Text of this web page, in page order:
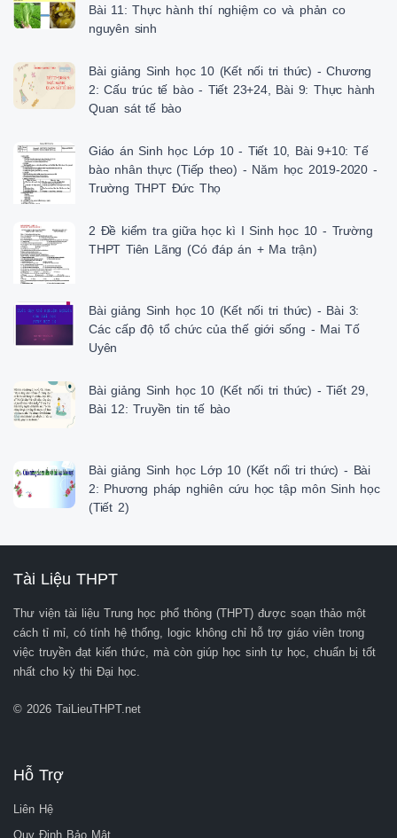
Bài 11: Thực hành thí nghiệm co và phản co
nguyên sinh
Bài giảng Sinh học 10 (Kết nối tri thức) - Chương
2: Cấu trúc tế bào - Tiết 23+24, Bài 9: Thực hành
Quan sát tế bào
Giáo án Sinh học Lớp 10 - Tiết 10, Bài 9+10: Tế
bào nhân thực (Tiếp theo) - Năm học 2019-2020 -
Trường THPT Đức Thọ
2 Đề kiểm tra giữa học kì I Sinh học 10 - Trường
THPT Tiên Lãng (Có đáp án + Ma trận)
Bài giảng Sinh học 10 (Kết nối tri thức) - Bài 3:
Các cấp độ tổ chức của thế giới sống - Mai Tố
Uyên
Bài giảng Sinh học 10 (Kết nối tri thức) - Tiết 29,
Bài 12: Truyền tin tế bào
Bài giảng Sinh học Lớp 10 (Kết nối tri thức) - Bài
2: Phương pháp nghiên cứu học tập môn Sinh học
(Tiết 2)
Tài Liệu THPT
Thư viện tài liệu Trung học phổ thông (THPT) được soạn thảo một
cách tỉ mỉ, có tính hệ thống, logic không chỉ hỗ trợ giáo viên trong
việc truyền đạt kiến thức, mà còn giúp học sinh tự học, chuẩn bị tốt
nhất cho kỳ thi Đại học.
© 2026 TaiLieuTHPT.net
Hỗ Trợ
Liên Hệ
Quy Định Bảo Mật